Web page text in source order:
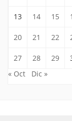
13 14 15
20 21 22
27 28 29
« Oct
Dic »